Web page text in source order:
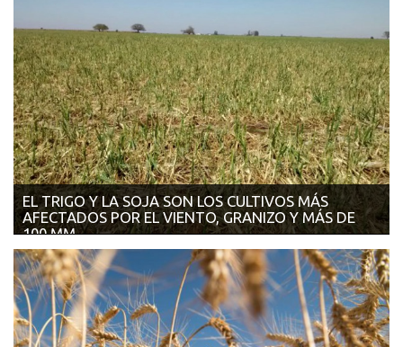
EL TRIGO Y LA SOJA SON LOS CULTIVOS MÁS
AFECTADOS POR EL VIENTO, GRANIZO Y MÁS DE
100 MM
13/11/2018 - INFOCAMPO El mayor núcleo de la tormenta
estuvo en el centro de Santa Fe, hay c...